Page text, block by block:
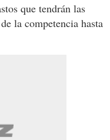
que tendrán las
la competencia hasta